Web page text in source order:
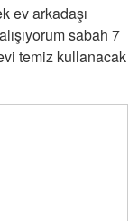
ev arkadaşı
sabah 7
temiz kullanacak